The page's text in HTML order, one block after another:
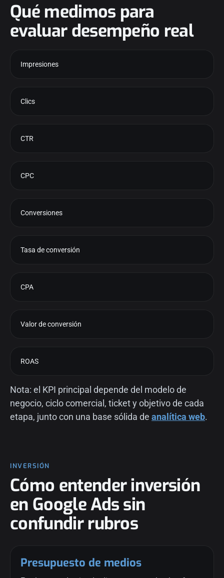
Qué medimos para
evaluar desempeño real
Impresiones
Clics
CTR
CPC
Conversiones
Tasa de conversión
CPA
Valor de conversión
ROAS
Nota: el KPI principal depende del modelo de
negocio, ciclo comercial, ticket y objetivo de cada
etapa, junto con una base sólida de analítica web.
INVERSIÓN
Cómo entender inversión
en Google Ads sin
confundir rubros
Presupuesto de medios